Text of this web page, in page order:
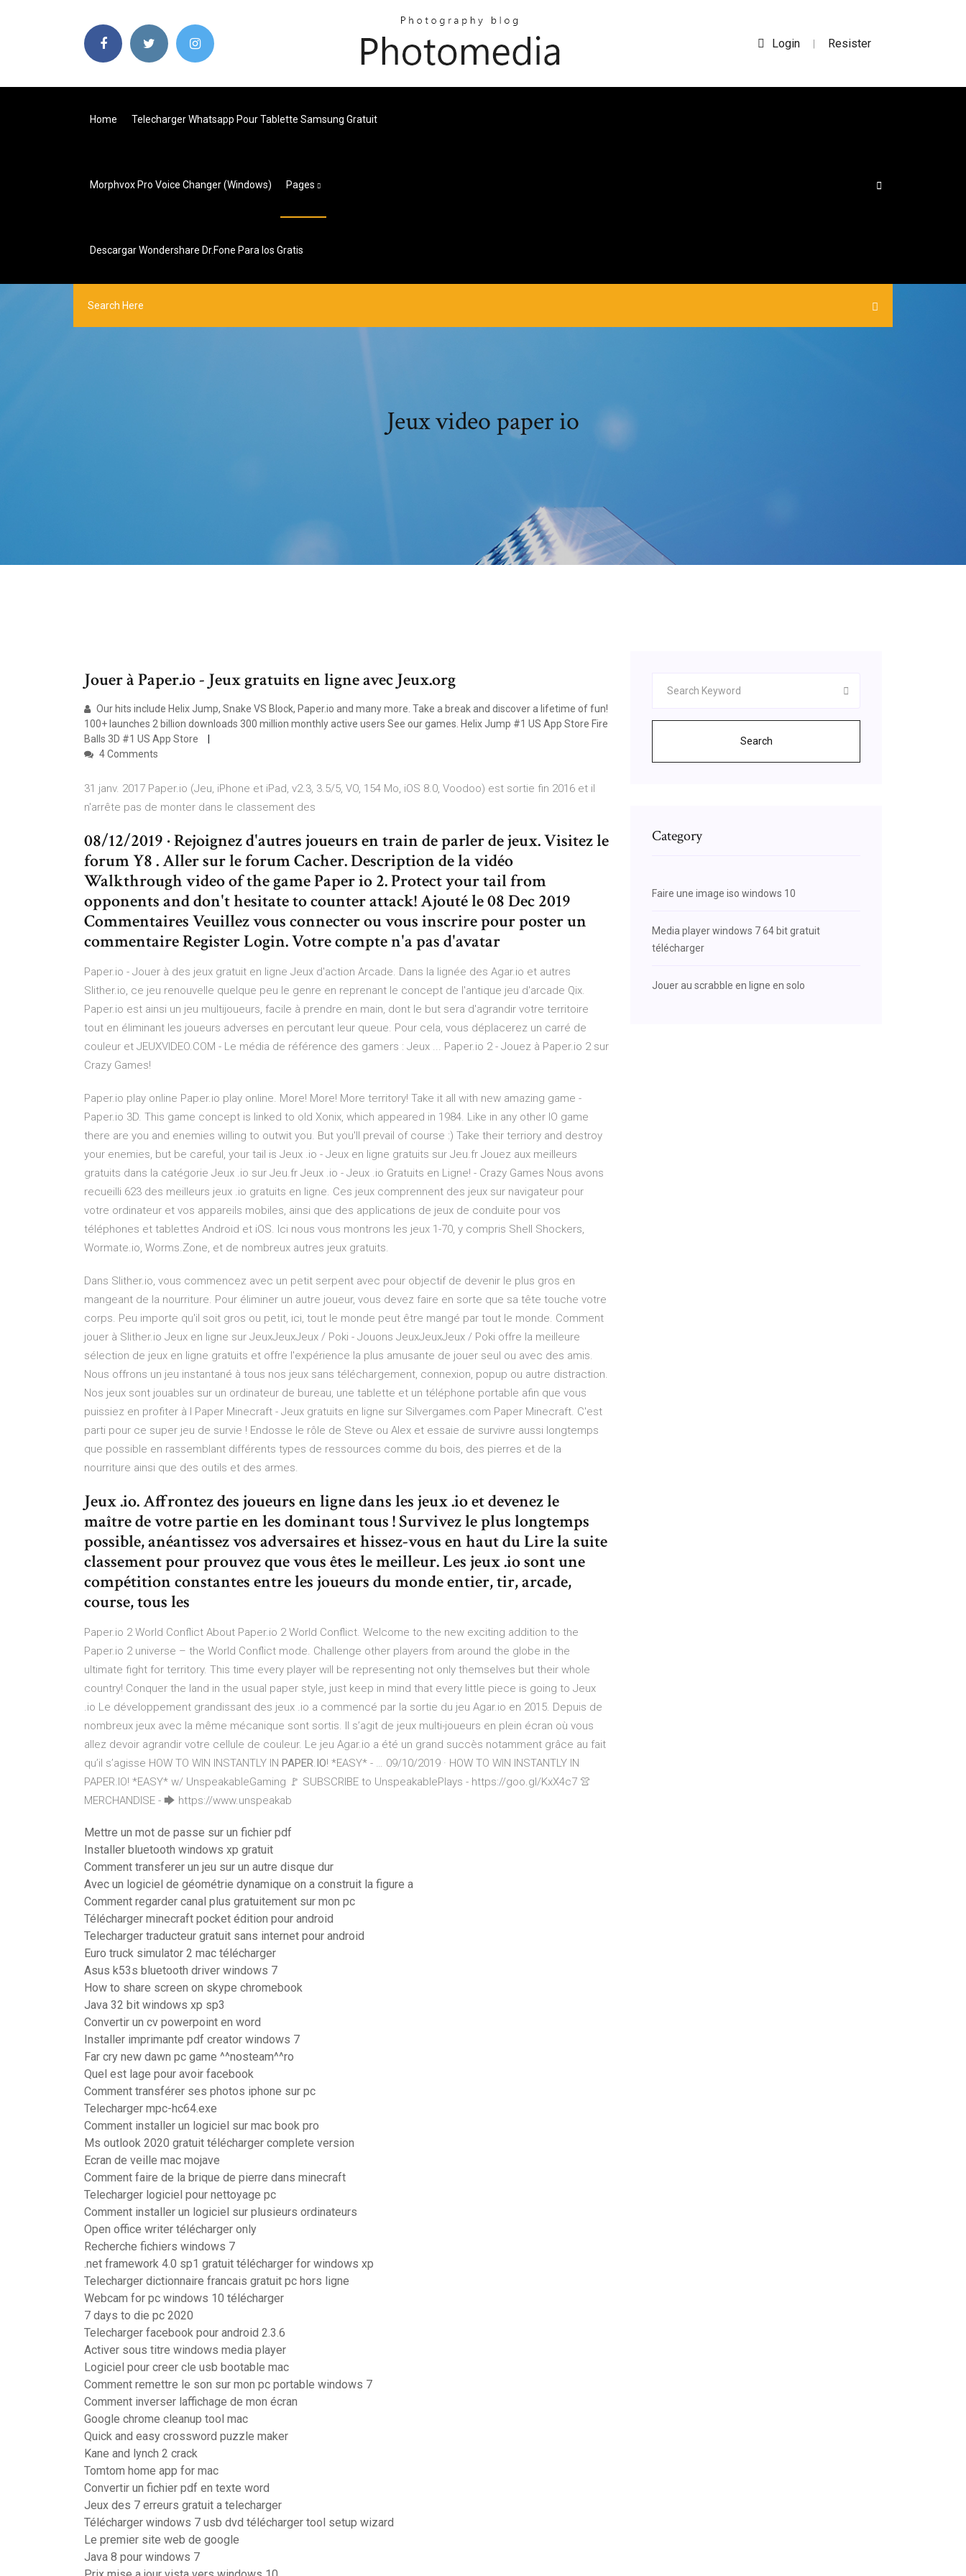
Login | Resister
Home Telecharger Whatsapp Pour Tablette Samsung Gratuit
Morphvox Pro Voice Changer (windows) Pages
Descargar Wondershare Dr.fone Para Ios Gratis
Jeux video paper io
Jouer à Paper.io - Jeux gratuits en ligne avec Jeux.org
Our hits include Helix Jump, Snake VS Block, Paper.io and many more. Take a break and discover a lifetime of fun!
100+ launches 2 billion downloads 300 million monthly active users See our games. Helix Jump #1 US App Store Fire
Balls 3D #1 US App Store
4 Comments
31 janv. 2017 Paper.io (Jeu, iPhone et iPad, v2.3, 3.5/5, VO, 154 Mo, iOS 8.0, Voodoo) est sortie fin 2016 et il
n'arrête pas de monter dans le classement des
08/12/2019 · Rejoignez d'autres joueurs en train de parler de jeux. Visitez le
forum Y8 . Aller sur le forum Cacher. Description de la vidéo
Walkthrough video of the game Paper io 2. Protect your tail from
opponents and don't hesitate to counter attack! Ajouté le 08 Dec 2019
Commentaires Veuillez vous connecter ou vous inscrire pour poster un
commentaire Register Login. Votre compte n'a pas d'avatar
Paper.io - Jouer à des jeux gratuit en ligne Jeux d'action Arcade. Dans la lignée des Agar.io et autres
Slither.io, ce jeu renouvelle quelque peu le genre en reprenant le concept de l'antique jeu d'arcade Qix.
Paper.io est ainsi un jeu multijoueurs, facile à prendre en main, dont le but sera d'agrandir votre territoire
tout en éliminant les joueurs adverses en percutant leur queue. Pour cela, vous déplacerez un carré de
couleur et JEUXVIDEO.COM - Le média de référence des gamers : Jeux ... Paper.io 2 - Jouez à Paper.io 2 sur
Crazy Games!
Paper.io play online Paper.io play online. More! More! More territory! Take it all with new amazing game -
Paper.io 3D. This game concept is linked to old Xonix, which appeared in 1984. Like in any other IO game
there are you and enemies willing to outwit you. But you'll prevail of course :) Take their terriory and destroy
your enemies, but be careful, your tail is Jeux .io - Jeux en ligne gratuits sur Jeu.fr Jouez aux meilleurs
gratuits dans la catégorie Jeux .io sur Jeu.fr Jeux .io - Jeux .io Gratuits en Ligne! - Crazy Games Nous avons
recueilli 623 des meilleurs jeux .io gratuits en ligne. Ces jeux comprennent des jeux sur navigateur pour
votre ordinateur et vos appareils mobiles, ainsi que des applications de jeux de conduite pour vos
téléphones et tablettes Android et iOS. Ici nous vous montrons les jeux 1-70, y compris Shell Shockers,
Wormate.io, Worms.Zone, et de nombreux autres jeux gratuits.
Dans Slither.io, vous commencez avec un petit serpent avec pour objectif de devenir le plus gros en
mangeant de la nourriture. Pour éliminer un autre joueur, vous devez faire en sorte que sa tête touche votre
corps. Peu importe qu'il soit gros ou petit, ici, tout le monde peut être mangé par tout le monde. Comment
jouer à Slither.io Jeux en ligne sur JeuxJeuxJeux / Poki - Jouons JeuxJeuxJeux / Poki offre la meilleure
sélection de jeux en ligne gratuits et offre l'expérience la plus amusante de jouer seul ou avec des amis.
Nous offrons un jeu instantané à tous nos jeux sans téléchargement, connexion, popup ou autre distraction.
Nos jeux sont jouables sur un ordinateur de bureau, une tablette et un téléphone portable afin que vous
puissiez en profiter à l Paper Minecraft - Jeux gratuits en ligne sur Silvergames.com Paper Minecraft. C'est
parti pour ce super jeu de survie ! Endosse le rôle de Steve ou Alex et essaie de survivre aussi longtemps
que possible en rassemblant différents types de ressources comme du bois, des pierres et de la
nourriture ainsi que des outils et des armes.
Jeux .io. Affrontez des joueurs en ligne dans les jeux .io et devenez le
maître de votre partie en les dominant tous ! Survivez le plus longtemps
possible, anéantissez vos adversaires et hissez-vous en haut du Lire la suite
classement pour prouvez que vous êtes le meilleur. Les jeux .io sont une
compétition constantes entre les joueurs du monde entier, tir, arcade,
course, tous les
Paper.io 2 World Conflict About Paper.io 2 World Conflict. Welcome to the new exciting addition to the
Paper.io 2 universe – the World Conflict mode. Challenge other players from around the globe in the
ultimate fight for territory. This time every player will be representing not only themselves but their whole
country! Conquer the land in the usual paper style, just keep in mind that every little piece is going to Jeux
.io Le développement grandissant des jeux .io a commencé par la sortie du jeu Agar.io en 2015. Depuis de
nombreux jeux avec la même mécanique sont sortis. Il s’agit de jeux multi-joueurs en plein écran où vous
allez devoir agrandir votre cellule de couleur. Le jeu Agar.io a été un grand succès notamment grâce au fait
qu’il s’agisse HOW TO WIN INSTANTLY IN PAPER.IO! *EASY* - … 09/10/2019 · HOW TO WIN INSTANTLY IN
PAPER.IO! *EASY* w/ UnspeakableGaming 🚩 SUBSCRIBE to UnspeakablePlays - https://goo.gl/KxX4c7 👚
MERCHANDISE - 🡆 https://www.unspeakab
Mettre un mot de passe sur un fichier pdf
Installer bluetooth windows xp gratuit
Comment transferer un jeu sur un autre disque dur
Avec un logiciel de géométrie dynamique on a construit la figure a
Comment regarder canal plus gratuitement sur mon pc
Télécharger minecraft pocket édition pour android
Telecharger traducteur gratuit sans internet pour android
Euro truck simulator 2 mac télécharger
Asus k53s bluetooth driver windows 7
How to share screen on skype chromebook
Java 32 bit windows xp sp3
Convertir un cv powerpoint en word
Installer imprimante pdf creator windows 7
Far cry new dawn pc game ^^nosteam^^ro
Quel est lage pour avoir facebook
Comment transférer ses photos iphone sur pc
Telecharger mpc-hc64.exe
Comment installer un logiciel sur mac book pro
Ms outlook 2020 gratuit télécharger complete version
Ecran de veille mac mojave
Comment faire de la brique de pierre dans minecraft
Telecharger logiciel pour nettoyage pc
Comment installer un logiciel sur plusieurs ordinateurs
Open office writer télécharger only
Recherche fichiers windows 7
.net framework 4.0 sp1 gratuit télécharger for windows xp
Telecharger dictionnaire francais gratuit pc hors ligne
Webcam for pc windows 10 télécharger
7 days to die pc 2020
Telecharger facebook pour android 2.3.6
Activer sous titre windows media player
Logiciel pour creer cle usb bootable mac
Comment remettre le son sur mon pc portable windows 7
Comment inverser laffichage de mon écran
Google chrome cleanup tool mac
Quick and easy crossword puzzle maker
Kane and lynch 2 crack
Tomtom home app for mac
Convertir un fichier pdf en texte word
Jeux des 7 erreurs gratuit a telecharger
Télécharger windows 7 usb dvd télécharger tool setup wizard
Le premier site web de google
Java 8 pour windows 7
Search
Category
Faire une image iso windows 10
Media player windows 7 64 bit gratuit
télécharger
Jouer au scrabble en ligne en solo